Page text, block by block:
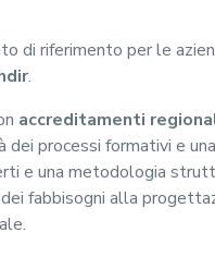
di riferimento per le
.
accreditamenti
processi formativi e
e una metodologia
fabbisogni alla